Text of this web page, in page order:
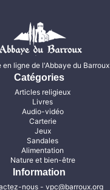
en ligne de l'Abbaye du Barroux
Catégories
Articles religieux
Livres
Audio-vidéo
Carterie
Jeux
Sandales
Alimentation
Nature et bien-être
Information
nous- vpc@barroux.org